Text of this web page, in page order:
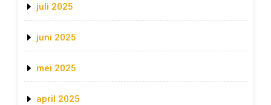
juli 2025
juni 2025
mei 2025
april 2025